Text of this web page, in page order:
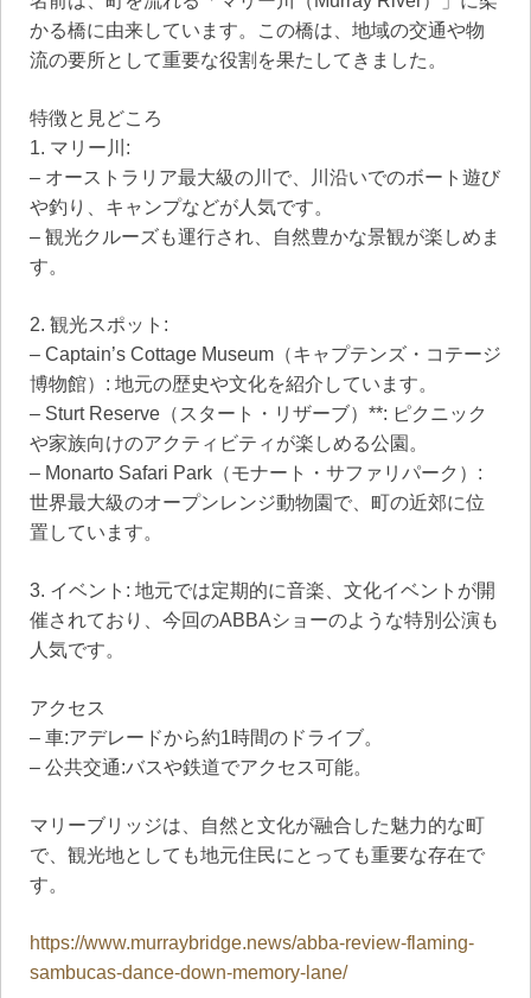
かる橋に由来しています。この橋は、地域の交通や物
流の要所として重要な役割を果たしてきました。
特徴と見どころ
1. マリー川:
– オーストラリア最大級の川で、川沿いでのボート遊び
や釣り、キャンプなどが人気です。
– 観光クルーズも運行され、自然豊かな景観が楽しめま
す。
2. 観光スポット:
– Captain’s Cottage Museum（キャプテンズ・コテージ
博物館）: 地元の歴史や文化を紹介しています。
– Sturt Reserve（スタート・リザーブ）**: ピクニック
や家族向けのアクティビティが楽しめる公園。
– Monarto Safari Park（モナート・サファリパーク）:
世界最大級のオープンレンジ動物園で、町の近郊に位
置しています。
3. イベント: 地元では定期的に音楽、文化イベントが開
催されており、今回のABBAショーのような特別公演も
人気です。
アクセス
– 車:アデレードから約1時間のドライブ。
– 公共交通:バスや鉄道でアクセス可能。
マリーブリッジは、自然と文化が融合した魅力的な町
で、観光地としても地元住民にとっても重要な存在で
す。
https://www.murraybridge.news/abba-review-flaming-
sambucas-dance-down-memory-lane/